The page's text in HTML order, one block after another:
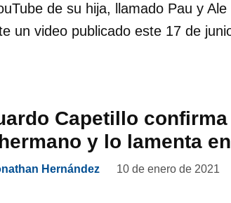
de su hija, llamado Pau y
un video publicado este 17 de
Capetillo
y lo lamenta
Hernández 10 de enero de 2021